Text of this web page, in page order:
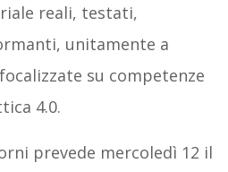
reali, testati,
unitamente a
su competenze
4.0.
prevede mercoledì 12 il